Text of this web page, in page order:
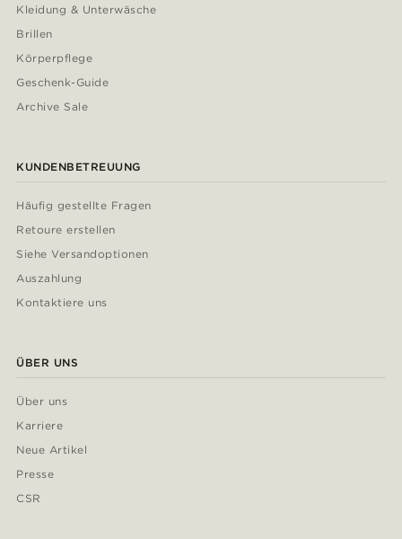
Kleidung & Unterwäsche
Brillen
Körperpflege
Geschenk-Guide
Archive Sale
KUNDENBETREUUNG
Häufig gestellte Fragen
Retoure erstellen
Siehe Versandoptionen
Auszahlung
Kontaktiere uns
ÜBER UNS
Über uns
Karriere
Neue Artikel
Presse
CSR